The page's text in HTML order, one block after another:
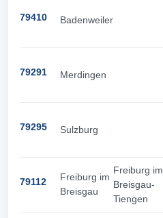
79410 Badenweiler
79291 Merdingen
79295 Sulzburg
79112
Freiburg im
Breisgau
Freiburg im
Breisgau-
Tiengen